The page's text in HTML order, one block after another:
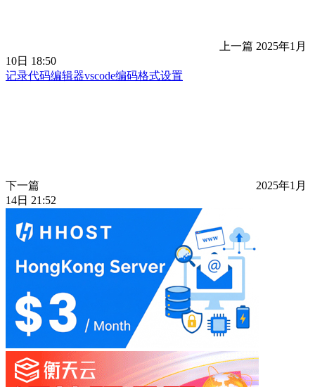
上一篇 2025年1月
10日 18:50
记录代码编辑器vscode编码格式设置
下一篇
2025年1月
14日 21:52